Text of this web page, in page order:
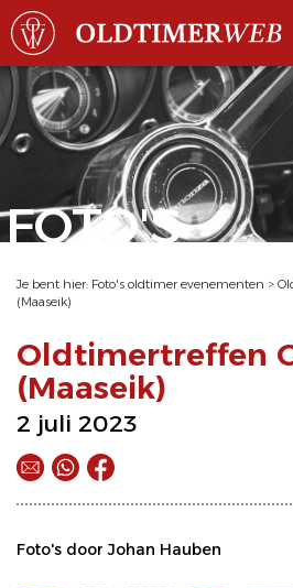
FOTO'S
Je bent hier: Foto's oldtimer evenementen >
(Maaseik)
Oldtimertreffen
(Maaseik)
2 juli 2023
Foto's door Johan Hauben